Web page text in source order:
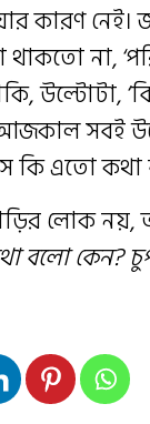
কারণ
থাকতো না,
উল্টোটা,
আজকাল সবই
কি এতো
লোক নয়,
বলো কেন?